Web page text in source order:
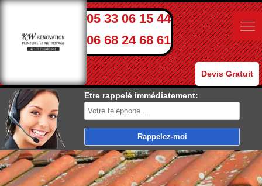
05 33 06 15 44
06 68 24 68 61
Devis Gratuit
Etre rappelé immédiatement: